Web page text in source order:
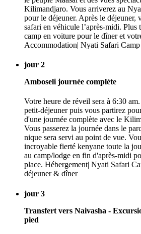
Kilimandjaro. Vous arriverez au
pour le déjeuner. Après le déjeuner,
safari en véhicule l’après-midi. Plus
camp en voiture pour le dîner et
Accommodation| Nyati Safari
jour 2
Amboseli journée complète
Votre heure de réveil sera à 6:30
petit-déjeuner puis vous partirez
d'une journée complète avec le
Vous passerez la journée dans le
nique sera servi au point de vue.
incroyable fierté kenyane toute la
au camp/lodge en fin d'après-midi
place. Hébergement| Nyati Safari
déjeuner & dîner
jour 3
Transfert vers Naivasha -
pied